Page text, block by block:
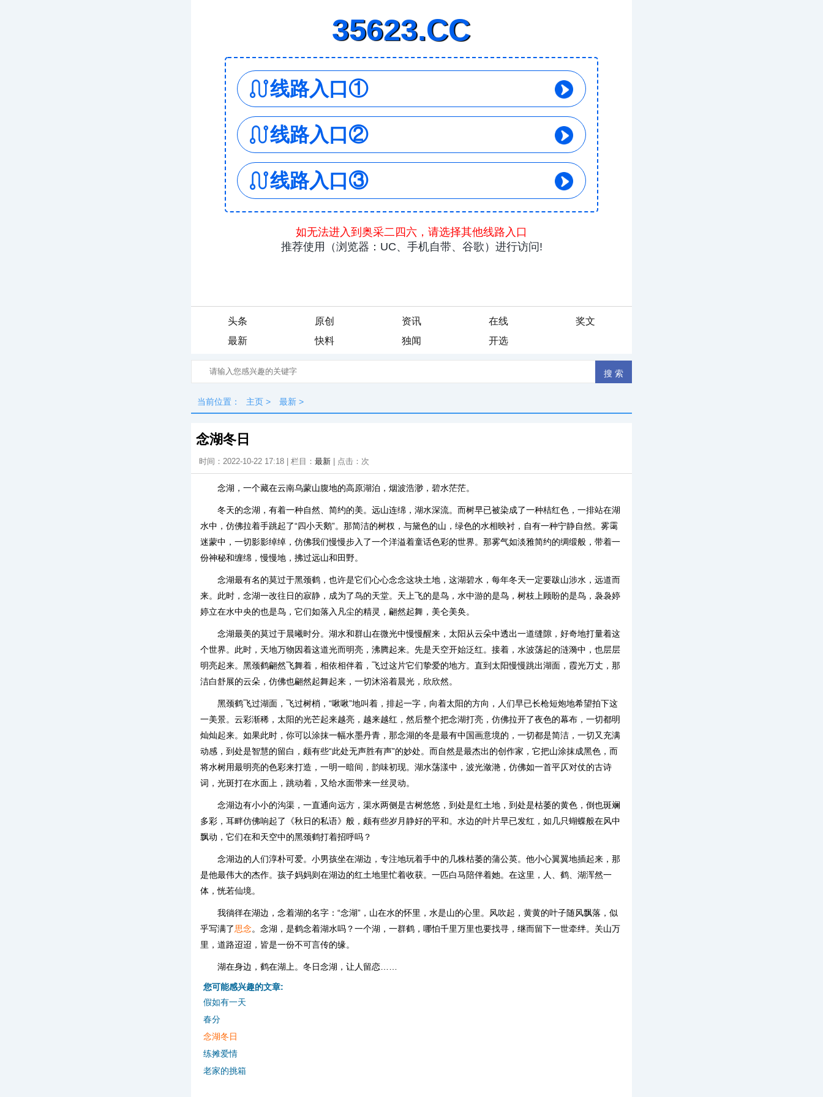
头条 原创 资讯 在线
奖文
最新
快料 独闻 开选
当前位置： 主页 > 最新 >
念湖冬日
时间：2022-10-22 17:18 | 栏目： 最新 | 点击： 次
念湖，一个藏在云南乌蒙山腹地的高原湖泊，烟波浩渺，碧水茫茫。
冬天的念湖，有着一种自然、简约的美。远山连绵，湖水深流。而树早已被染成了一种桔红色，一排站在湖
水中，仿佛拉着手跳起了“四小天鹅”。那简洁的树杈，与黛色的山，绿色的水相映衬，自有一种宁静自然。雾霭
迷蒙中，一切影影绰绰，仿佛我们慢慢步入了一个洋溢着童话色彩的世界。那雾气如淡雅简约的绸缎般，带着一
份神秘和缠绵，慢慢地，拂过远山和田野。
念湖最有名的莫过于黑颈鹤，也许是它们心心念念这块土地，这湖碧水，每年冬天一定要跋山涉水，远道而
来。此时，念湖一改往日的寂静，成为了鸟的天堂。天上飞的是鸟，水中游的是鸟，树枝上顾盼的是鸟，袅袅婷
婷立在水中央的也是鸟，它们如落入凡尘的精灵，翩然起舞，美仑美奂。
念湖最美的莫过于晨曦时分。湖水和群山在微光中慢慢醒来，太阳从云朵中透出一道缝隙，好奇地打量着这
个世界。此时，天地万物因着这道光而明亮，沸腾起来。先是天空开始泛红。接着，水波荡起的涟漪中，也层层
明亮起来。黑颈鹤翩然飞舞着，相依相伴着，飞过这片它们挚爱的地方。直到太阳慢慢跳出湖面，霞光万丈，那
洁白舒展的云朵，仿佛也翩然起舞起来，一切沐浴着晨光，欣欣然。
黑颈鹤飞过湖面，飞过树梢，“啾啾”地叫着，排起一字，向着太阳的方向，人们早已长枪短炮地希望拍下这
一美景。云彩渐稀，太阳的光芒起来越亮，越来越红，然后整个把念湖打亮，仿佛拉开了夜色的幕布，一切都明
灿灿起来。如果此时，你可以涂抹一幅水墨丹青，那念湖的冬是最有中国画意境的，一切都是简洁，一切又充满
动感，到处是智慧的留白，颇有些“此处无声胜有声”的妙处。而自然是最杰出的创作家，它把山涂抹成黑色，而
将水树用最明亮的色彩来打造，一明一暗间，韵味初现。湖水荡漾中，波光潋滟，仿佛如一首平仄对仗的古诗
词，光斑打在水面上，跳动着，又给水面带来一丝灵动。
念湖边有小小的沟渠，一直通向远方，渠水两侧是古树悠悠，到处是红土地，到处是枯萎的黄色，倒也斑斓
多彩，耳畔仿佛响起了《秋日的私语》般，颇有些岁月静好的平和。水边的叶片早已发红，如几只蝴蝶般在风中
飘动，它们在和天空中的黑颈鹤打着招呼吗？
念湖边的人们淳朴可爱。小男孩坐在湖边，专注地玩着手中的几株枯萎的蒲公英。他小心翼翼地插起来，那
是他最伟大的杰作。孩子妈妈则在湖边的红土地里忙着收获。一匹白马陪伴着她。在这里，人、鹤、湖浑然一
体，恍若仙境。
我徜徉在湖边，念着湖的名字：“念湖”，山在水的怀里，水是山的心里。风吹起，黄黄的叶子随风飘落，似
乎写满了思念。念湖，是鹤念着湖水吗？一个湖，一群鹤，哪怕千里万里也要找寻，继而留下一世牵绊。关山万
里，道路迢迢，皆是一份不可言传的缘。
湖在身边，鹤在湖上。冬日念湖，让人留恋……
您可能感兴趣的文章:
假如有一天
春分
念湖冬日
练摊爱情
老家的挑箱